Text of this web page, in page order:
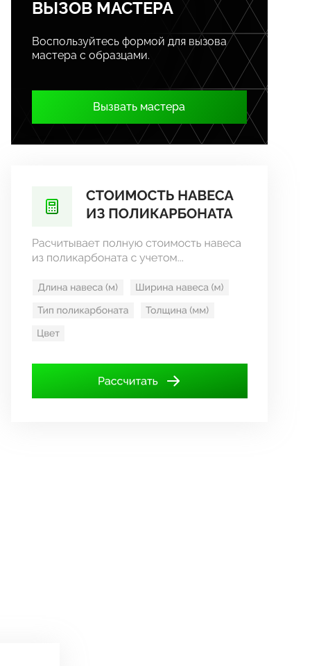
ВЫЗОВ МАСТЕРА
Воспользуйтесь формой для вызова
мастера с образцами.
Вызвать мастера